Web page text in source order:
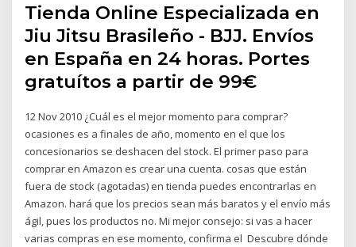
Tienda Online Especializada en
Jiu Jitsu Brasileño - BJJ. Envíos
en España en 24 horas. Portes
gratuítos a partir de 99€
12 Nov 2010 ¿Cuál es el mejor momento para comprar?
ocasiones es a finales de año, momento en el que los
concesionarios se deshacen del stock. El primer paso para
comprar en Amazon es crear una cuenta. cosas que están
fuera de stock (agotadas) en tienda puedes encontrarlas en
Amazon. hará que los precios sean más baratos y el envío más
ágil, pues los productos no. Mi mejor consejo: si vas a hacer
varias compras en ese momento, confirma el Descubre dónde